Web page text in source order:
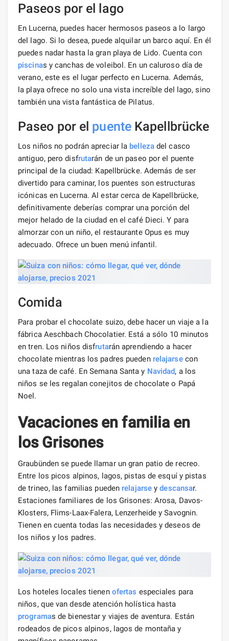
Paseos por el lago
En Lucerna, puedes hacer hermosos paseos a lo largo
del lago. Si lo desea, puede alquilar un barco aquí. En él
puedes nadar hasta la gran playa de Lido. Cuenta con
piscinas y canchas de voleibol. En un caluroso día de
verano, este es el lugar perfecto en Lucerna. Además,
la playa ofrece no solo una vista increíble del lago, sino
también una vista fantástica de Pilatus.
Paseo por el puenteKapellbrücke
Los niños no podrán apreciar la bellezadel casco
antiguo, pero disfrutarán de un paseo por el puente
principal de la ciudad: Kapellbrücke. Además de ser
divertido para caminar, los puentes son estructuras
icónicas en Lucerna. Al estar cerca de Kapellbrücke,
definitivamente deberías comprar una porción del
mejor helado de la ciudad en el café Dieci. Y para
almorzar con un niño, el restaurante Opus es muy
adecuado. Ofrece un buen menú infantil.
Comida
Para probar el chocolate suizo, debe hacer un viaje a la
fábrica Aeschbach Chocolatier. Está a sólo 10 minutos
en tren. Los niños disfrutarán aprendiendo a hacer
chocolate mientras los padres pueden relajarsecon
una taza de café. En Semana Santa y Navidad, a los
niños se les regalan conejitos de chocolate o Papá
Noel.
Vacaciones en familia en
los Grisones
Graubünden se puede llamar un gran patio de recreo.
Entre los picos alpinos, lagos, pistas de esquí y pistas
de trineo, las familias pueden relajarse ydescansar.
Estaciones familiares de los Grisones: Arosa, Davos-
Klosters, Flims-Laax-Falera, Lenzerheide y Savognin.
Tienen en cuenta todas las necesidades y deseos de
los niños y los padres.
Los hoteles locales tienen ofertas especiales para
niños, que van desde atención holística hasta
programas de bienestar y viajes de aventura. Están
rodeados de picos alpinos, lagos de montaña y